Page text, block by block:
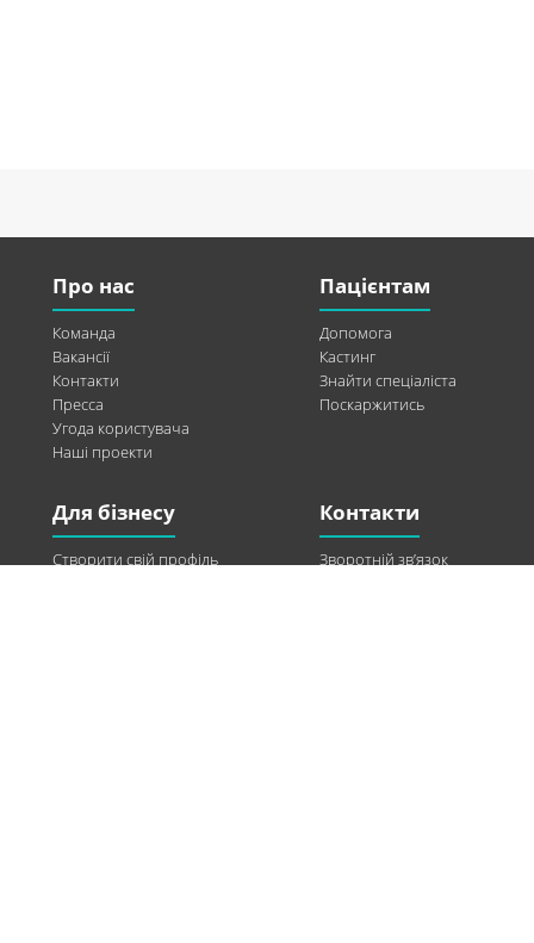
Про нас
Команда
Вакансії
Контакти
Пресса
Угода користувача
Наші проекти
Пацієнтам
Допомога
Кастинг
Знайти спеціаліста
Поскаржитись
Для бізнесу
Створити свій профіль
Контакти
Зворотній зв’язок